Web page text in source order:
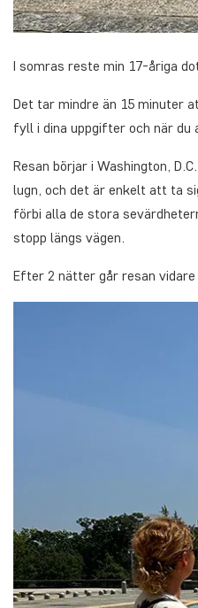
I somras reste min 17-åriga
Det tar mindre än 15 minuter
fyll i dina uppgifter och när du
Resan börjar i Washington,
lugn, och det är enkelt att ta
förbi alla de stora
stopp längs vägen.
Efter 2 nätter går resan